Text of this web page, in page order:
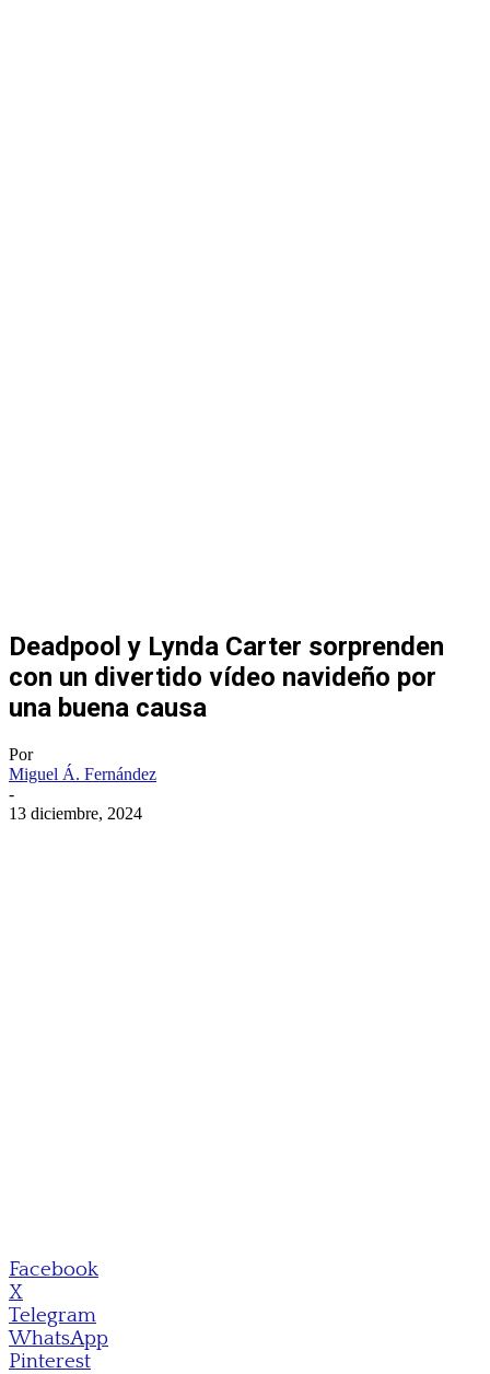
Deadpool y Lynda Carter sorprenden
con un divertido vídeo navideño por
una buena causa
Por
Miguel Á. Fernández
-
13 diciembre, 2024
Facebook
X
Telegram
WhatsApp
Pinterest